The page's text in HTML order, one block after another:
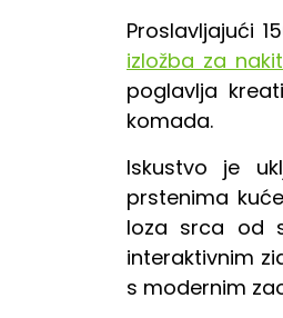
Proslavljajući
izložba za nakit
poglavlja
komada.
Iskustvo je
prstenima
loza srca od
interaktivnim
s modernim